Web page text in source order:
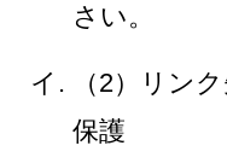
さい。
（2）リン
保護